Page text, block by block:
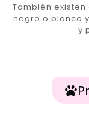
También
negro o blanco
y